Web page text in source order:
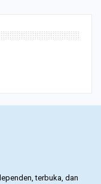
terbuka, dan